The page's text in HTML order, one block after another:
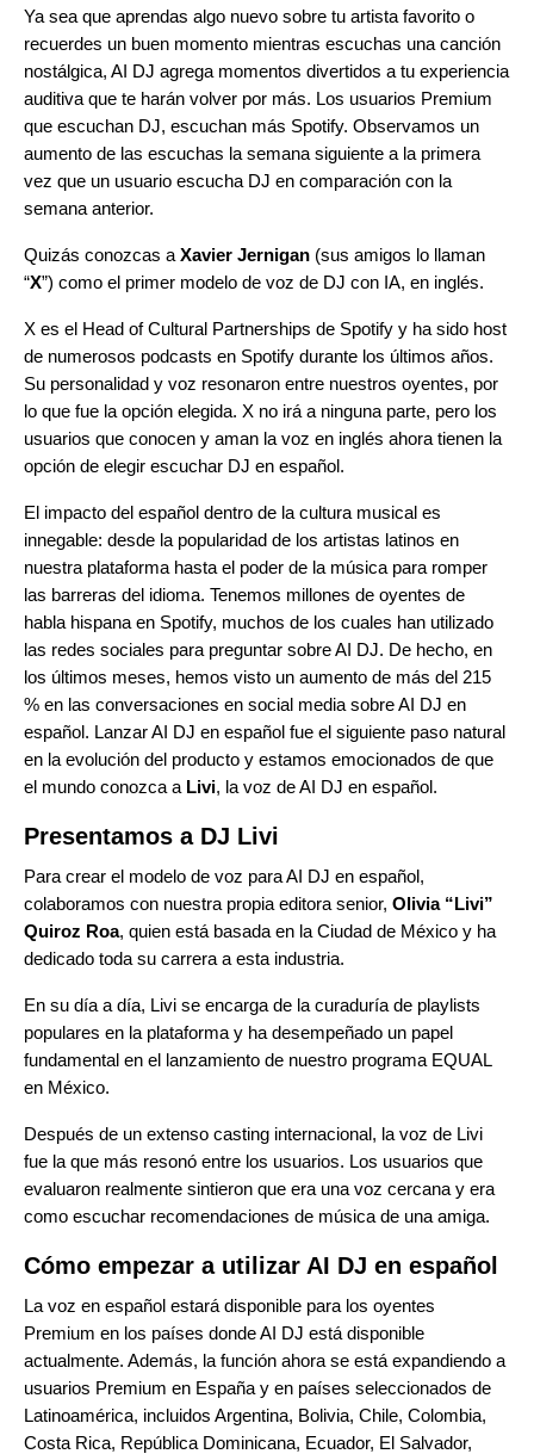
Ya sea que aprendas algo nuevo sobre tu artista favorito o
recuerdes un buen momento mientras escuchas una canción
nostálgica, AI DJ agrega momentos divertidos a tu experiencia
auditiva que te harán volver por más. Los usuarios Premium
que escuchan DJ, escuchan más Spotify. Observamos un
aumento de las escuchas la semana siguiente a la primera
vez que un usuario escucha DJ en comparación con la
semana anterior.
Quizás conozcas a Xavier Jernigan (sus amigos lo llaman
“X”) como el primer modelo de voz de DJ con IA, en inglés.
X es el Head of Cultural Partnerships de Spotify y ha sido host
de numerosos podcasts en Spotify durante los últimos años.
Su personalidad y voz resonaron entre nuestros oyentes, por
lo que fue la opción elegida. X no irá a ninguna parte, pero los
usuarios que conocen y aman la voz en inglés ahora tienen la
opción de elegir escuchar DJ en español.
El impacto del español dentro de la cultura musical es
innegable: desde la popularidad de los artistas latinos en
nuestra plataforma hasta el poder de la música para romper
las barreras del idioma. Tenemos millones de oyentes de
habla hispana en Spotify, muchos de los cuales han utilizado
las redes sociales para preguntar sobre AI DJ. De hecho, en
los últimos meses, hemos visto un aumento de más del 215
% en las conversaciones en social media sobre AI DJ en
español. Lanzar AI DJ en español fue el siguiente paso natural
en la evolución del producto y estamos emocionados de que
el mundo conozca a Livi, la voz de AI DJ en español.
Presentamos a DJ Livi
Para crear el modelo de voz para AI DJ en español,
colaboramos con nuestra propia editora senior, Olivia “Livi”
Quiroz Roa, quien está basada en la Ciudad de México y ha
dedicado toda su carrera a esta industria.
En su día a día, Livi se encarga de la curaduría de playlists
populares en la plataforma y ha desempeñado un papel
fundamental en el lanzamiento de nuestro programa EQUAL
en México.
Después de un extenso casting internacional, la voz de Livi
fue la que más resonó entre los usuarios. Los usuarios que
evaluaron realmente sintieron que era una voz cercana y era
como escuchar recomendaciones de música de una amiga.
Cómo empezar a utilizar AI DJ en español
La voz en español estará disponible para los oyentes
Premium en los países dondeAI DJ está disponible
actualmente. Además, la función ahora se está expandiendo a
usuarios Premium en España y en países seleccionados de
Latinoamérica, incluidos Argentina, Bolivia, Chile, Colombia,
Costa Rica, República Dominicana, Ecuador, El Salvador,